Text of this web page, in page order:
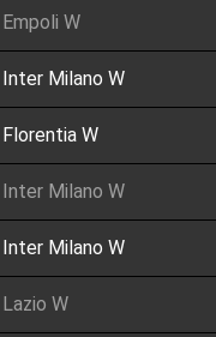
Empoli W
Inter Milano W
Florentia W
Inter Milano W
Inter Milano W
Lazio W